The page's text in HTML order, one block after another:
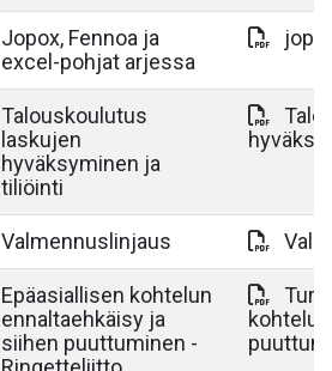
Jopox, Fennoa ja
excel-pohjat arjessa
Talouskoulutus
laskujen
hyväksyminen ja
tiliöinti
Valmennuslinjaus
Epäasiallisen kohtelun
ennaltaehkäisy ja
siihen puuttuminen -